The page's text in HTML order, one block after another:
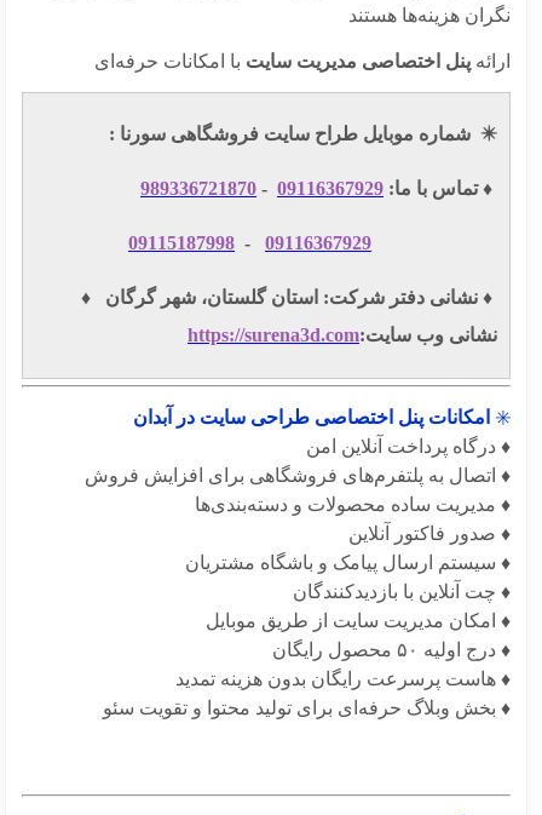
هزینه‌ها هستند
پنل اختصاصی مدیریت سایت با امکانات حرفه‌ای
شماره موبایل طراح سایت فروشگاهی سورنا :
تماس با ما: 09116367929
-
989336721870
09116367929
-
09115187998
نشانی دفتر شرکت: استان گلستان، شهر گرگان ♦️
وب سایت:https://surena3d.com
امکانات پنل اختصاصی طراحی سایت در آبدان
پرداخت آنلاین امن
به پلتفرم‌های فروشگاهی برای افزایش فروش
ساده محصولات و دسته‌بندی‌ها
فاکتور آنلاین
ارسال پیامک و باشگاه مشتریان
آنلاین با بازدیدکنندگان
مدیریت سایت از طریق موبایل
۵۰ محصول رایگان
پرسرعت رایگان بدون هزینه تمدید
وبلاگ حرفه‌ای برای تولید محتوا و تقویت سئو